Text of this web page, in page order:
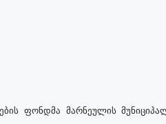
ფონდმა მარნეულის